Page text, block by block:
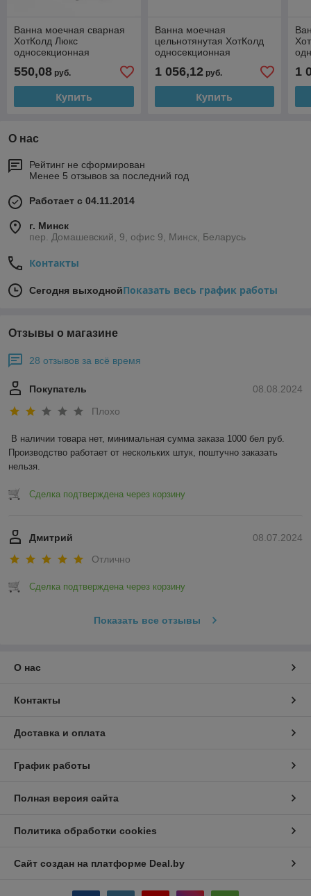
Ванна моечная сварная
ХотКолд Люкс
односекционная
сварной)
550,08 руб.
Купить
Ванна моечная
цельнотянутая ХотКолд
односекционная
1 056,12руб.
Купить
1
О нас
Рейтинг не сформирован
Менее 5 отзывов за последний год
Работает с 04.11.2014
г. Минск
пер. Домашевский, 9, офис 9, Минск, Беларусь
Контакты
Сегодня выходнойПоказать весь график работы
Отзывы о магазине
28 отзывов за всё время
08.08.2024
Покупатель
Плохо
В наличии товара нет, минимальная сумма заказа 1000 бел руб.
Производство работает от нескольких штук, поштучно заказать
нельзя.
Сделка подтверждена через корзину
08.07.2024
Дмитрий
Отлично
Сделка подтверждена через корзину
Показать все отзывы
О нас
Контакты
Доставка и оплата
График работы
Полная версия сайта
Политика обработки cookies
Сайт создан на платформе Deal.by